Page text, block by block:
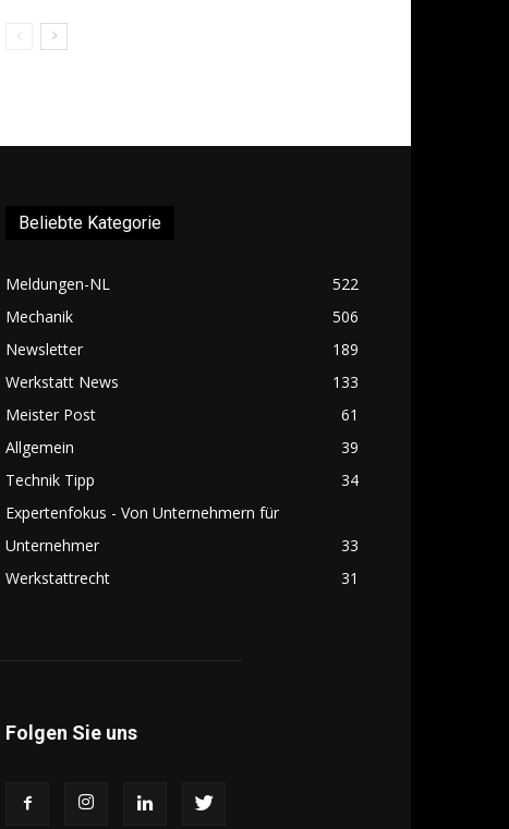
Beliebte Kategorie
Meldungen-NL
522
Mechanik
506
Newsletter
189
Werkstatt News
133
Meister Post
61
Allgemein
39
Technik Tipp
34
Expertenfokus - Von Unternehmern für
Unternehmer
33
Werkstattrecht
31
Folgen Sie uns